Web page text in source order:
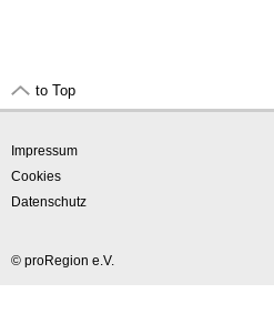
to Top
Impressum
Cookies
Datenschutz
© proRegion e.V.